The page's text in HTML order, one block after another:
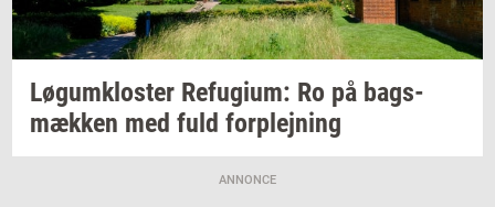
Løgum­klo­ster Re­fu­gi­um: Ro på bags­
mæk­ken med fuld for­plej­ning
ANNONCE